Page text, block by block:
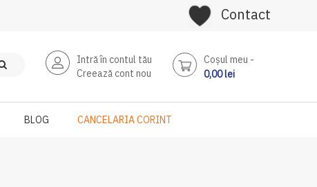
Contact
Intră în contul tău
Creează cont nou
Coşul meu
0,00 lei
BLOG CANCELARIA CORINT